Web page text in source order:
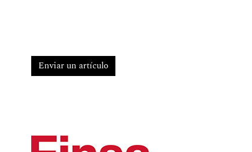
Enviar un artículo